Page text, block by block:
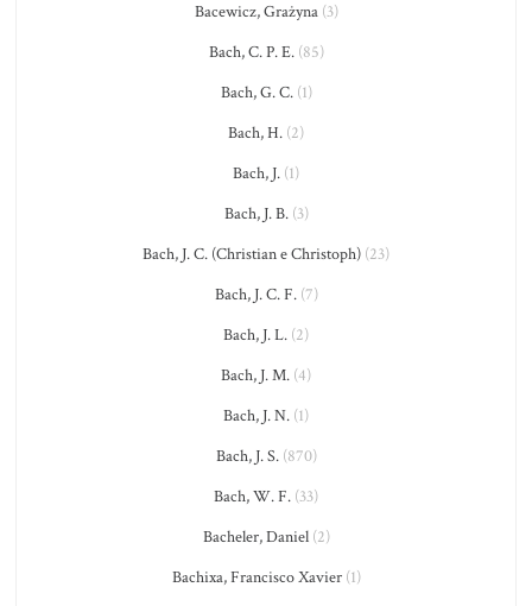
Bacewicz, Grażyna(3)
Bach, C. P. E.(85)
Bach, G. C.(1)
Bach, H. (2)
Bach, J. (1)
Bach, J. B.(3)
Bach, J. C. (Christian e Christoph) (23)
Bach, J. C. F.(7)
Bach, J. L. (2)
Bach, J. M. (4)
Bach, J. N. (1)
Bach, J. S.(870)
Bach, W. F. (33)
Bacheler, Daniel(2)
Bachixa, Francisco Xavier(1)